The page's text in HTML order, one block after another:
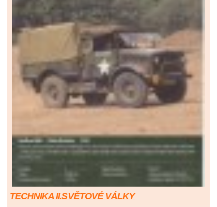
TECHNIKA II.SVĚTOVÉ VÁLKY